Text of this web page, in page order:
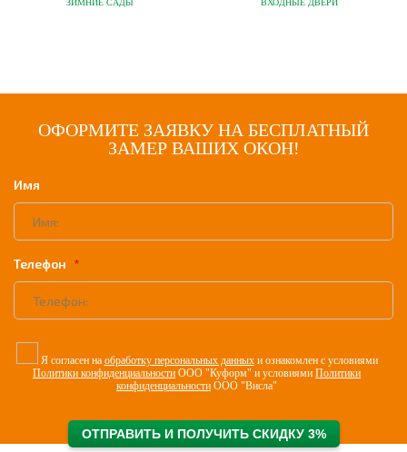
ЗИМНИЕ САДЫ ВХОДНЫЕ ДВЕРИ
ОФОРМИТЕ ЗАЯВКУ НА БЕСПЛАТНЫЙ
ЗАМЕР ВАШИХ ОКОН!
Имя
Телефон
Я согласен на обработку персональных данныхи ознакомлен с условиями
Политики конфиденциальности ООО "Куформ" и условиями Политики
конфиденциальности ООО "Висла"